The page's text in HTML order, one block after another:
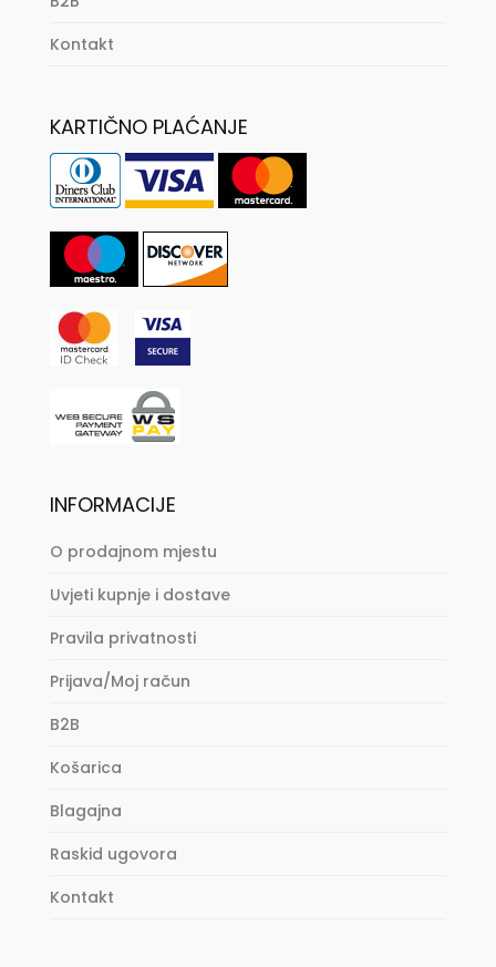
Kontakt
KARTIČNO PLAĆANJE
INFORMACIJE
O prodajnom mjestu
Uvjeti kupnje i dostave
Pravila privatnosti
Prijava/Moj račun
B2B
Košarica
Blagajna
Raskid ugovora
Kontakt